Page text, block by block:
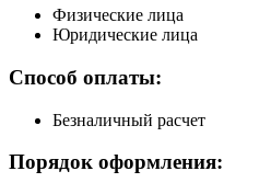
Физические лица
Юридические лица
Способ оплаты:
Безналичный расчет
Порядок оформления: